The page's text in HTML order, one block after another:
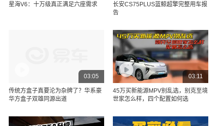
星海V6：十万级真正满足六座需求
长安CS75PLUS蓝鲸超擎完整用车报
告
03:05
传统方盒子真要沦为杂牌了？华系豪
华方盒子双雄同源出道
03:11
45万买新能源MPV别乱选，别克至境
世家怎么样，四个配置如何选